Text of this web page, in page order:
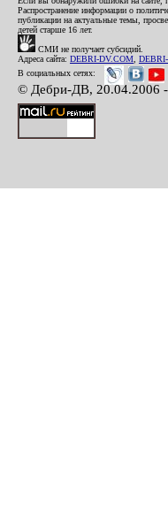
Распространение информации о
публикации на актуальные темы,
детей старше 16 лет.
СМИ не получает субсидий.
Адреса сайта: DEBRI-DV.COM
В социальных сетях:
© Дебри-ДВ, 20.04.2006